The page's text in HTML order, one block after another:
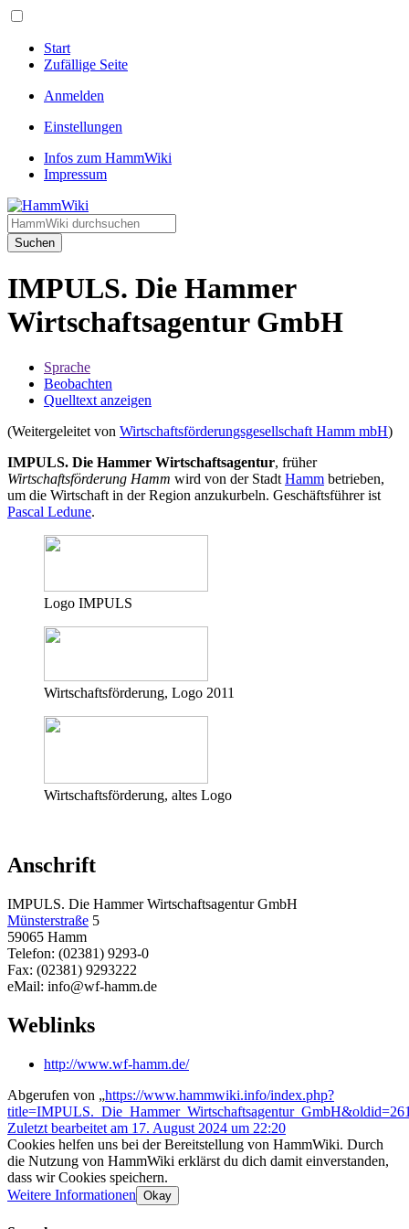
Start
Zufällige Seite
Anmelden
Einstellungen
Infos zum HammWiki
Impressum
Suchen
IMPULS. Die Hammer
Wirtschaftsagentur GmbH
Sprache
Beobachten
Quelltext anzeigen
(Weitergeleitet von Wirtschaftsförderungsgesellschaft Hamm mbH)
IMPULS. Die Hammer Wirtschaftsagentur, früher
Wirtschaftsförderung Hamm wird von der Stadt Hamm betrieben,
um die Wirtschaft in der Region anzukurbeln. Geschäftsführer ist
Pascal Ledune.
Logo IMPULS
Wirtschaftsförderung, Logo 2011
Wirtschaftsförderung, altes Logo
Anschrift
IMPULS. Die Hammer Wirtschaftsagentur GmbH
Münsterstraße 5
59065 Hamm
Telefon: (02381) 9293-0
Fax: (02381) 9293222
eMail: info@wf-hamm.de
Weblinks
http://www.wf-hamm.de/
Abgerufen von „https://www.hammwiki.info/index.php?
Zuletzt bearbeitet am 17. August 2024 um 22:20
Cookies helfen uns bei der Bereitstellung von HammWiki. Durch
die Nutzung von HammWiki erklärst du dich damit einverstanden,
dass wir Cookies speichern.
Weitere Informationen Okay